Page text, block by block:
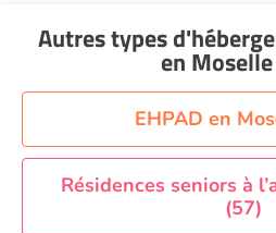
Residence service
Residence service
Residence service
Residence service
Residence service senior
Autres types
en
EHPAD en
Résidences seniors à
(57)